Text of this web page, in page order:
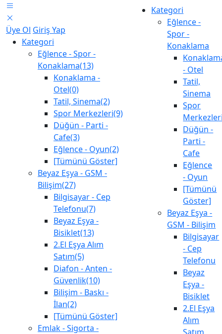
Üye Ol Giriş Yap
Kategori
Eğlence - Spor -
Konaklama(13)
Konaklama -
Otel(0)
Tatil, Sinema(2)
Spor Merkezleri(9)
Düğün - Parti -
Cafe(3)
Eğlence - Oyun(2)
[Tümünü Göster]
Beyaz Eşya - GSM -
Bilişim(27)
Bilgisayar - Cep
Telefonu(7)
Beyaz Eşya -
Bisiklet(13)
2.El Eşya Alım
Satım(5)
Diafon - Anten -
Güvenlik(10)
Bilişim - Baskı -
İlan(2)
[Tümünü Göster]
Emlak - Sigorta -
Kategori
Eğlence -
Spor -
Konaklama
- Otel
Tatil,
Sinema
Spor
Düğün -
Parti -
Cafe
Eğlence
- Oyun
[Tümünü
Göster]
Beyaz Eşya -
GSM - Bilişim
Bilgisayar
- Cep
Telefonu
Beyaz
Eşya -
Bisiklet
2.El Eşya
Alım